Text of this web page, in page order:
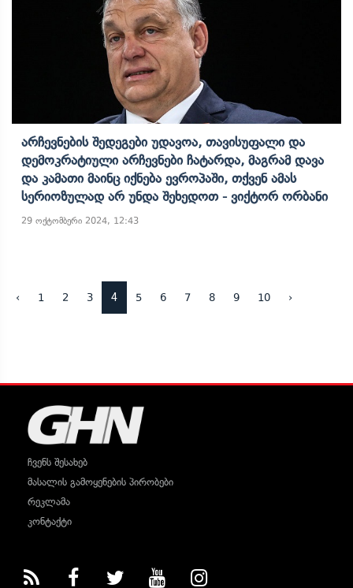
Არჩევნების Შედეგები Უდავოა, Თავისუფალი Და
Დემოკრატიული Არჩევნები Ჩატარდა, Მაგრამ Დავა
Და Კამათი Მაინც Იქნება Ევროპაში, Თქვენ Ამას
Სერიოზულად Არ Უნდა Შეხედოთ - Ვიქტორ Ორბანი
29 ოქტომბერი 2024, 12:43
‹ 1 2 3 4 5 6 7 8 9 10 ›
ჩვენს შესახებ
მასალის გამოყენების პირობები
რეკლამა
კონტაქტი